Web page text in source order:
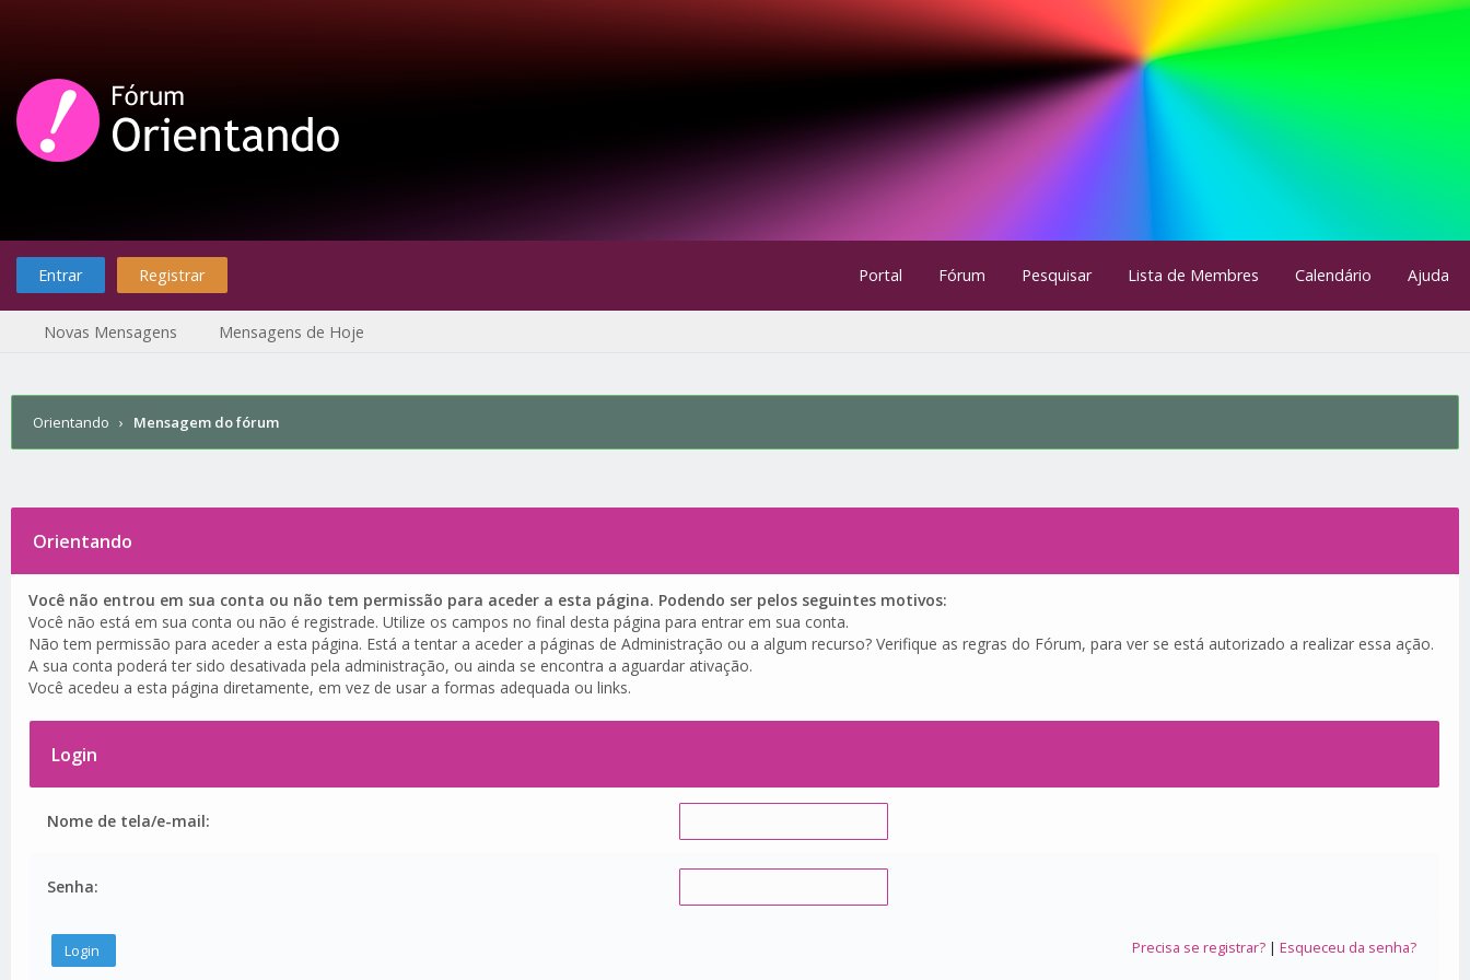
Entrar Registrar Portal Fórum Pesquisar Lista de Membres Calendário Ajuda
Novas Mensagens Mensagens de Hoje
Orientando › Mensagem do fórum
Orientando
Você não entrou em sua conta ou não tem permissão para aceder a esta página. Podendo ser pelos seguintes motivos:
Você não está em sua conta ou não é registrade. Utilize os campos no final desta página para entrar em sua conta.
Não tem permissão para aceder a esta página. Está a tentar a aceder a páginas de Administração ou a algum recurso? Verifique as regras do Fórum, para ver se está autorizado a realizar essa ação.
A sua conta poderá ter sido desativada pela administração, ou ainda se encontra a aguardar ativação.
Você acedeu a esta página diretamente, em vez de usar a formas adequada ou links.
Login
Nome de tela/e-mail:
Senha:
Precisa se registrar?| Esqueceu da senha?